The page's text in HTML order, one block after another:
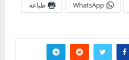
WhatsApp طباعة